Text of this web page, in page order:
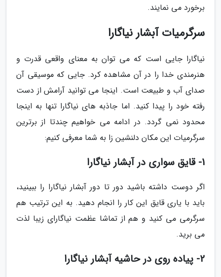
برخورد می نمایند.
سرگرمیات آبشار نیاگارا
نیاگارا جایی است که می توان به معنای واقعی قدرت و
هنرمندی خدا را در آن مشاهده کرد. جایی که موسیقی آن
صدای آب و طبیعت است. اینجا می توانید آرامش از دست
رفته خود را پیدا کنید. اما جاذبه های نیاگارا تنها به اینجا
محدود نمی گردد. در ادامه می خواهیم چندتا از برترین
سرگرمیات این مکان دلنشین زا به شما معرفی کنیم:
1- قایق سواری در آبشار نیاگارا
اگر دوست داشته باشید دور تا دور آبشار نیاگارا را ببینید،
باید با یاری قایق این کار را انجام دهید. به این ترتیب هم
سرگرمی می کنید و هم از تماشا عظمت نیاگارای زیبا لذت
می برید.
2- پیاده روی در حاشیه آبشار نیاگارا